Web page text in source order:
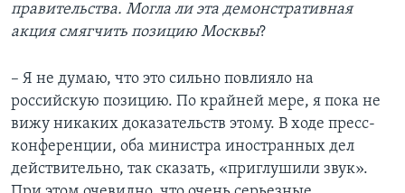
правительства. Могла ли эта демонстративная
акция смягчить позицию Москвы?
– Я не думаю, что это сильно повлияло на
российскую позицию. По крайней мере, я пока не
вижу никаких доказательств этому. В ходе пресс-
конференции, оба министра иностранных дел
действительно, так сказать, «приглушили звук».